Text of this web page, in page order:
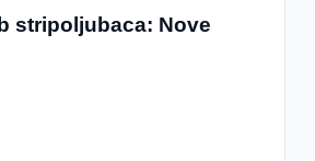
stripoljubaca: Nove